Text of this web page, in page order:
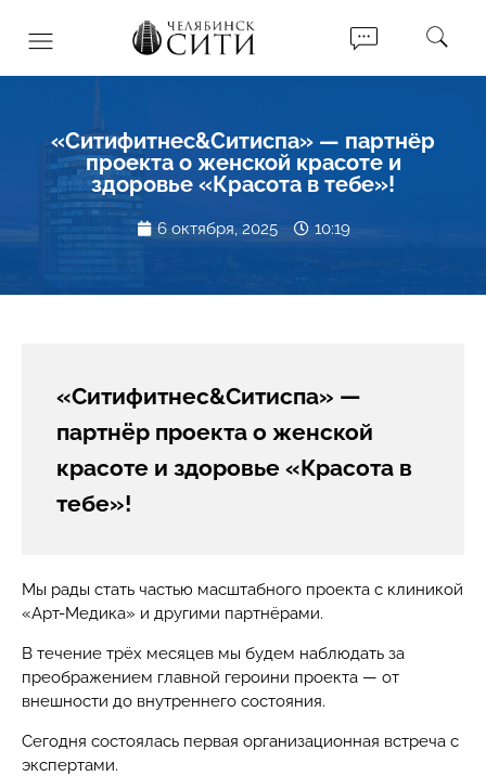
«Ситифитнес&Ситиспа» — партнёр
проекта о женской красоте и
здоровье «Красота в тебе»!
6 октября, 2025 10:19
«Ситифитнес&Ситиспа» —
партнёр проекта о женской
красоте и здоровье «Красота в
тебе»!
Мы рады стать частью масштабного проекта с клиникой
«Арт-Медика» и другими партнёрами.
В течение трёх месяцев мы будем наблюдать за
преображением главной героини проекта — от
внешности до внутреннего состояния.
Сегодня состоялась первая организационная встреча с
экспертами.